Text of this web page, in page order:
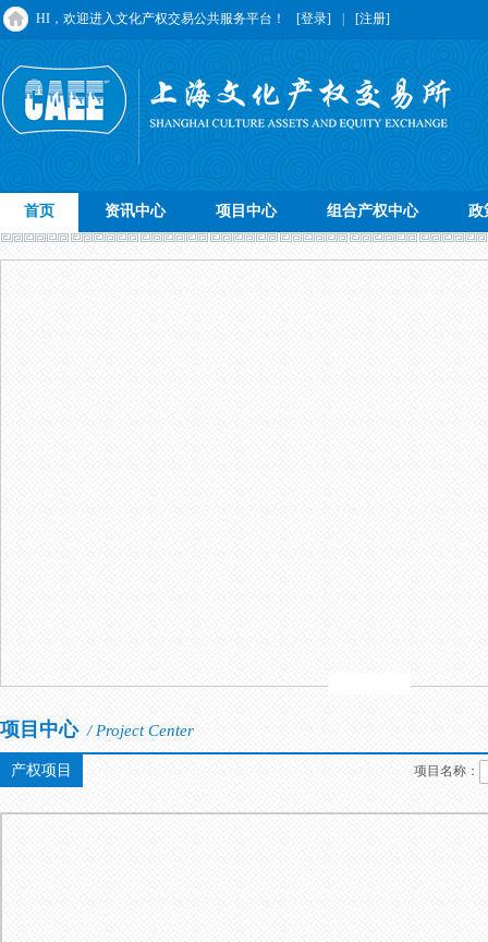
HI，欢迎进入文化产权交易公共服务平台！ [登录] [注册]
首页 资讯中心 项目中心 组合产权中心 政
项目中心 / Project Center
产权项目 项目名称：